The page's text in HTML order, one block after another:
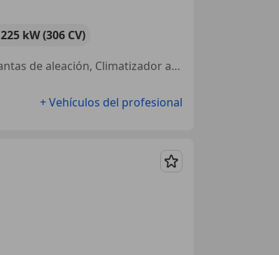
225 kW (306 CV)
ABS, Alarma, Airbags laterales, Elevalunas eléctrico, Control de velocidad, Llantas de aleación, Climatizador automático, Sensor de lluvia
+ Vehículos del profesional
Guardar